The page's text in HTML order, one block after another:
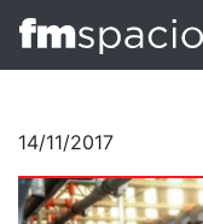
14/11/2017